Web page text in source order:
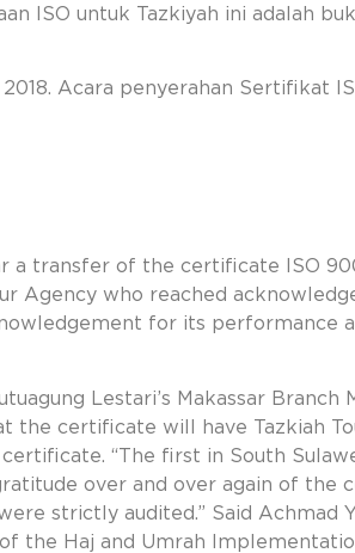
ISO untuk Tazkiyah ini adalah
Acara penyerahan Sertifikat
a transfer of the certificate ISO
Agency who reached
for its performance
Lestari’s Makassar Branch
the certificate will have Tazkiah
“The first in South
over and over again of the
strictly audited.” Said Achmad
the Haj and Umrah